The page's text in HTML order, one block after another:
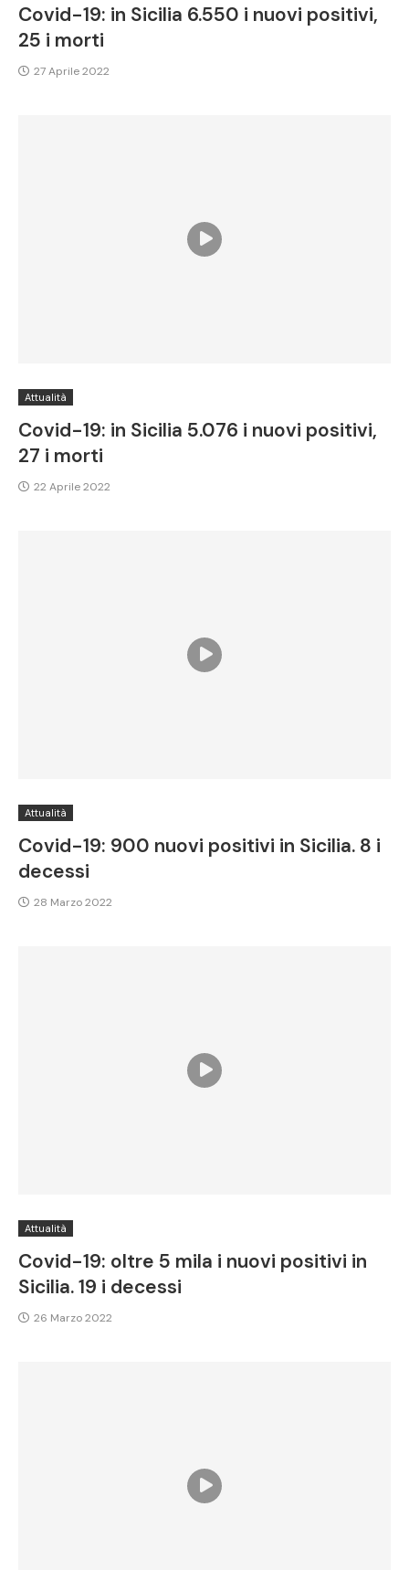
Covid-19: in Sicilia 6.550 i nuovi positivi,
25 i morti
27 Aprile 2022
Attualità
Covid-19: in Sicilia 5.076 i nuovi positivi,
27 i morti
22 Aprile 2022
Attualità
Covid-19: 900 nuovi positivi in Sicilia. 8 i
decessi
28 Marzo 2022
Attualità
Covid-19: oltre 5 mila i nuovi positivi in
Sicilia. 19 i decessi
26 Marzo 2022